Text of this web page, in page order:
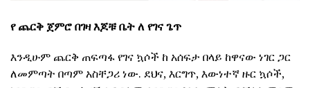
የ ጨርቅ ጀምሮበገዛ እጆቹ ቤት ለ የገና ጌጥ
እንዲሁም ጨርቅ ጠፍጣፋ የገና ኳሶች ከ አሰፍታ በላይ ከዋናው ነገር ጋር
ለመምጣት በጣም አስቸጋሪ ነው. ደህና, እርግጥ, እውነተኛ ዙር ኳሶች,